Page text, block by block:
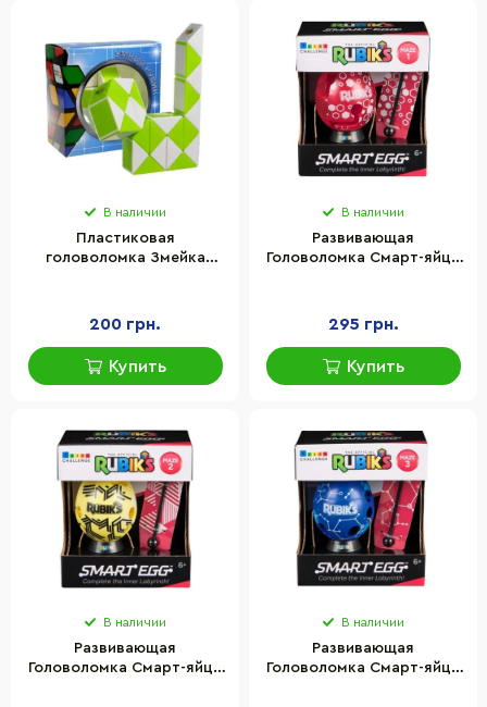
В наличии
Пластиковая
головоломка Змейка
200 грн.
Купить
В наличии
Развивающая
Головоломка Смарт-яйцо
295 грн.
Купить
В наличии
Развивающая
Головоломка Смарт-яйцо
В наличии
Развивающая
Головоломка Смарт-яйцо